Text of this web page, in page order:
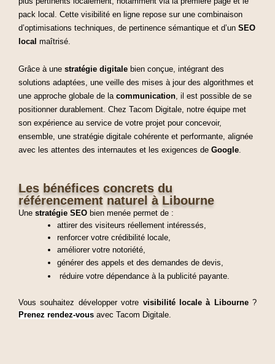
pack local. Cette visibilité en ligne repose sur une combinaison
d’optimisations techniques, de pertinence sémantique et d’un SEO
local maîtrisé.
Grâce à une stratégie digitale bien conçue, intégrant des
solutions adaptées, une veille des mises à jour des algorithmes et
une approche globale de la communication , il est possible de se
positionner durablement. Chez Tacom Digitale, notre équipe met
son expérience au service de votre projet pour concevoir,
ensemble, une stratégie digitale cohérente et performante, alignée
avec les attentes des internautes et les exigences de Google
Les bénéfices concrets du
référencement naturel à Libourne
Une stratégie SEO bien menée permet de :
attirer des visiteurs réellement intéressés,
renforcer votre crédibilité locale,
améliorer votre notoriété,
générer des appels et des demandes de devis,
réduire votre dépendance à la publicité payante.
Vous souhaitez développer votre visibilité locale à Libourne?
Prenez rendez-vous avec Tacom Digitale.